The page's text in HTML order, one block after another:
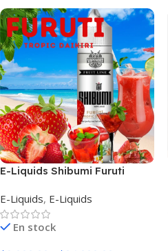
E-Liquids Shibumi Furuti
E-Liquids, E-Liquids
En stock